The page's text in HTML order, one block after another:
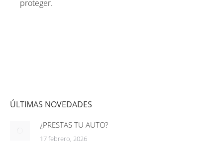
proteger.
ÚLTIMAS NOVEDADES
¿PRESTAS TU AUTO?
17 febrero, 2026